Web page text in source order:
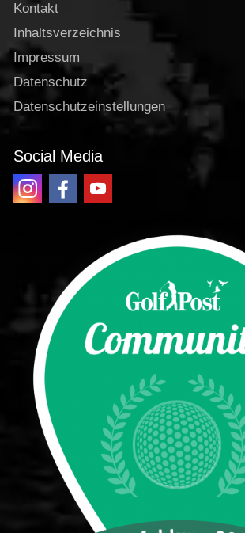
Kontakt
Inhaltsverzeichnis
Impressum
Datenschutz
Datenschutzeinstellungen
Social Media